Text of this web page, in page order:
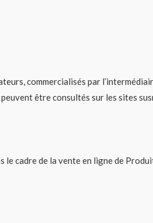
commercialisés par
être consultés sur les sites
cadre de la vente en ligne de